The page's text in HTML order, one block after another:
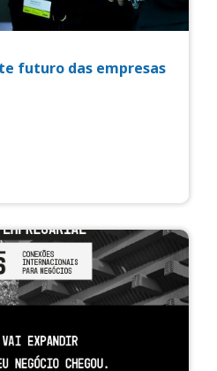
futuro das empresas